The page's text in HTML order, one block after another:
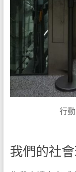
行
我們的社